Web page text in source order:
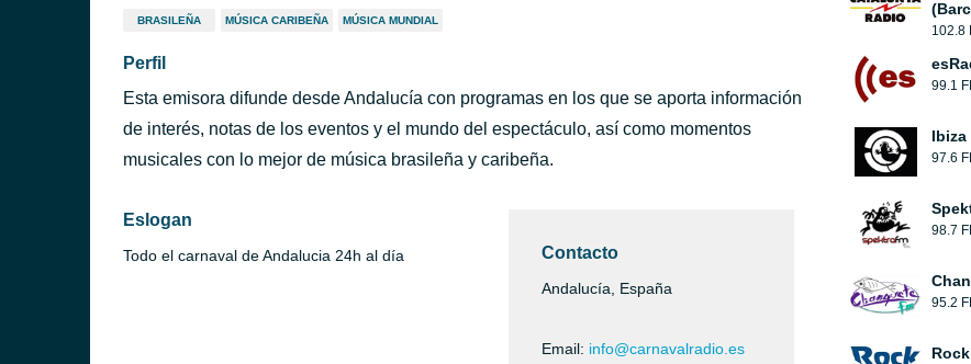
BRASILEÑA MÚSICA CARIBEÑA MÚSICA MUNDIAL
Perfil
Esta emisora difunde desde Andalucía con programas en los que se aporta información
de interés, notas de los eventos y el mundo del espectáculo, así como momentos
musicales con lo mejor de música brasileña y caribeña.
Eslogan
Todo el carnaval de Andalucia 24h al día Contacto
Andalucía, España
Email: info@carnavalradio.es
102.8
99.1
Ibiza
97.6
98.7
95.2